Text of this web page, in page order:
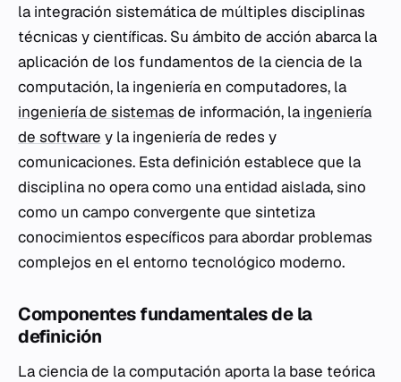
la integración sistemática de múltiples disciplinas
técnicas y científicas. Su ámbito de acción abarca la
aplicación de los fundamentos de la ciencia de la
computación, la ingeniería en computadores, la
ingeniería de sistemas de información, la ingeniería
de software y la ingeniería de redes y
comunicaciones. Esta definición establece que la
disciplina no opera como una entidad aislada, sino
como un campo convergente que sintetiza
conocimientos específicos para abordar problemas
complejos en el entorno tecnológico moderno.
Componentes fundamentales de la
definición
La ciencia de la computación aporta la base teórica